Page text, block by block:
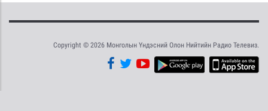
Copyright © 2026 Монголын Үндэсний Олон Нийтийн Радио Телевиз.